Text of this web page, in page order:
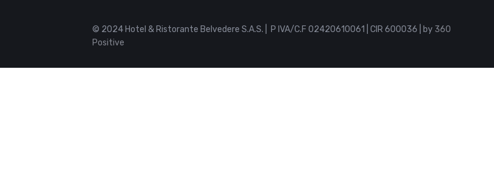
© 2024 Hotel & Ristorante Belvedere S.A.S. | P IVA/C.F 02420610061 | CIR 600036 | by 360
Positive